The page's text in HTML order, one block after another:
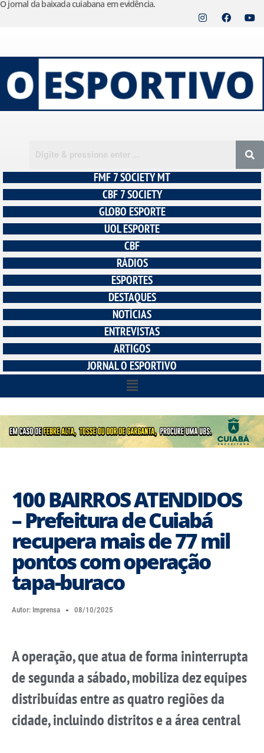
o
conteúdo
O jornal da baixada cuiabana em evidência.
FMF 7 SOCIETY MT
CBF 7 SOCIETY
GLOBO ESPORTE
UOL ESPORTE
CBF
RÁDIOS
ESPORTES
DESTAQUES
NOTÍCIAS
ENTREVISTAS
ARTIGOS
JORNAL O ESPORTIVO
100 BAIRROS ATENDIDOS
– Prefeitura de Cuiabá
recupera mais de 77 mil
pontos com operação
tapa-buraco
Autor: Imprensa 08/10/2025
A operação, que atua de forma ininterrupta
de segunda a sábado, mobiliza dez equipes
distribuídas entre as quatro regiões da
cidade, incluindo distritos e a área central